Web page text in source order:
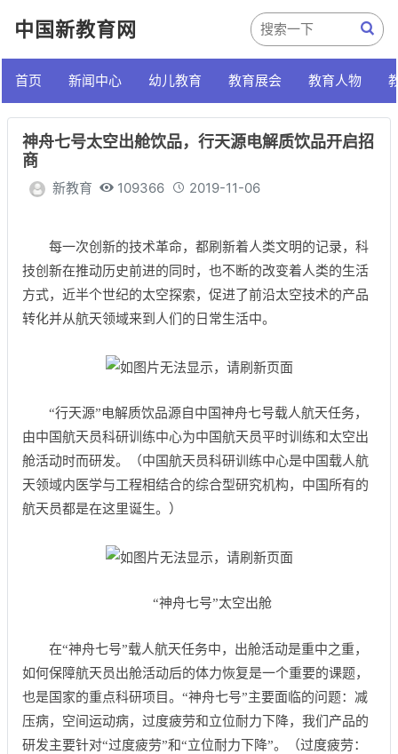
中国新教育网
首页 新闻中心 幼儿教育 教育展会 教育人物
神舟七号太空出舱饮品，行天源电解质饮品开启招
商
新教育 109366 2019-11-06
每一次创新的技术革命，都刷新着人类文明的记录，科
技创新在推动历史前进的同时，也不断的改变着人类的生活
方式，近半个世纪的太空探索，促进了前沿太空技术的产品
转化并从航天领域来到人们的日常生活中。
“行天源”电解质饮品源自中国神舟七号载人航天任务，
由中国航天员科研训练中心为中国航天员平时训练和太空出
舱活动时而研发。（中国航天员科研训练中心是中国载人航
天领域内医学与工程相结合的综合型研究机构，中国所有的
航天员都是在这里诞生。）
“神舟七号”太空出舱
在“神舟七号”载人航天任务中，出舱活动是重中之重，
如何保障航天员出舱活动后的体力恢复是一个重要的课题，
也是国家的重点科研项目。“神舟七号”主要面临的问题：减
压病，空间运动病，过度疲劳和立位耐力下降，我们产品的
研发主要针对“过度疲劳”和“立位耐力下降”。（过度疲劳：